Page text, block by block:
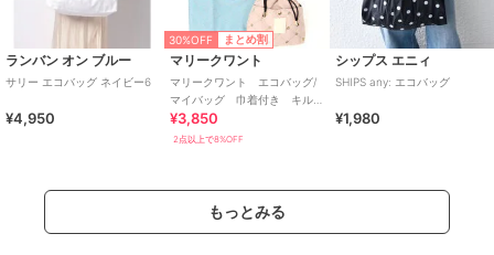
ランバン オン ブルー
サリー エコバッグ ネイビー6
¥4,950
30%OFF まとめ割
マリークワント
マリークワント エコバッグ/
マイバッグ 巾着付き キル
ティング柄
¥3,850
2点以上で8%OFF
シップス エニィ
SHIPS any: エコバッグ
¥1,980
もっとみる